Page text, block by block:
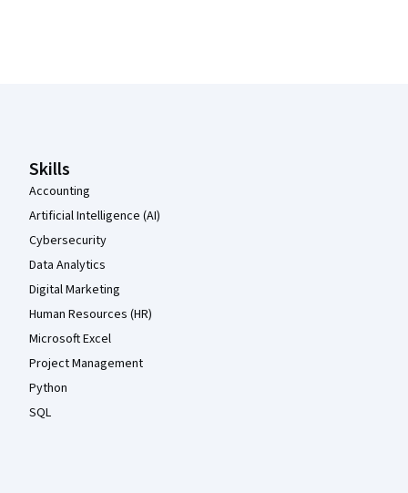
Skills
Accounting
Artificial Intelligence (AI)
Cybersecurity
Data Analytics
Digital Marketing
Human Resources (HR)
Microsoft Excel
Project Management
Python
SQL